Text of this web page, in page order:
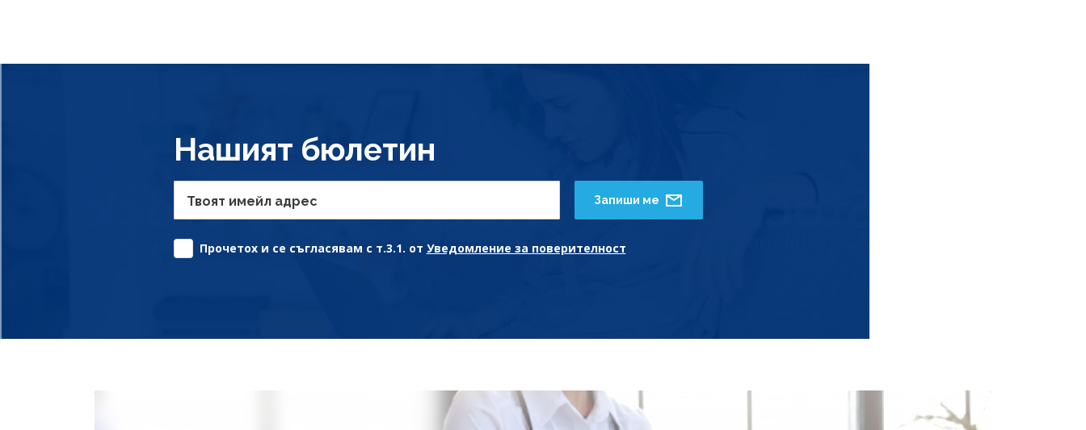
Нашият бюлетин
Твоят имейл адрес
Прочетох и се съгласявам с т.3.1. от Уведомление за поверителност
Запиши ме